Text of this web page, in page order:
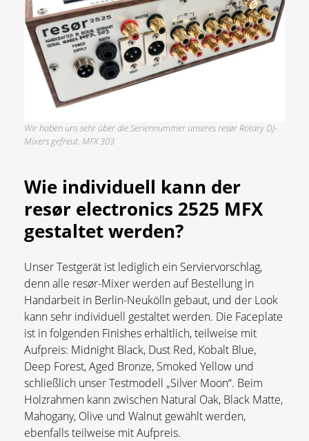
Wir haben uns sehr über die Seriennummer unseres resør Rotary DJ-
Mixers gefreut. MFX 303
Wie individuell kann der
resør electronics 2525 MFX
gestaltet werden?
Unser Testgerät ist lediglich ein Serviervorschlag,
denn alle resør-Mixer werden auf Bestellung in
Handarbeit in Berlin-Neukölln gebaut, und der Look
kann sehr individuell gestaltet werden. Die Faceplate
ist in folgenden Finishes erhältlich, teilweise mit
Aufpreis: Midnight Black, Dust Red, Kobalt Blue,
Deep Forest, Aged Bronze, Smoked Yellow und
schließlich unser Testmodell „Silver Moon“. Beim
Holzrahmen kann zwischen Natural Oak, Black Matte,
Mahogany, Olive und Walnut gewählt werden,
ebenfalls teilweise mit Aufpreis.